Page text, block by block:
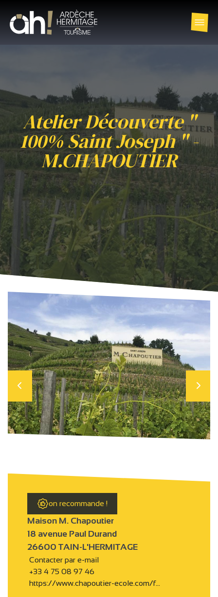
Atelier Découverte "
100% Saint Joseph " -
M.CHAPOUTIER
on recommande !
Maison M. Chapoutier
18 avenue Paul Durand
26600 TAIN-L'HERMITAGE
Contacter par e-mail
+33 4 75 08 97 46
https://www.chapoutier-ecole.com/f…